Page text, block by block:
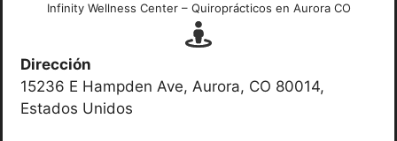
Infinity Wellness Center – Quiroprácticos en Aurora CO
Dirección
15236 E Hampden Ave, Aurora, CO 80014,
Estados Unidos